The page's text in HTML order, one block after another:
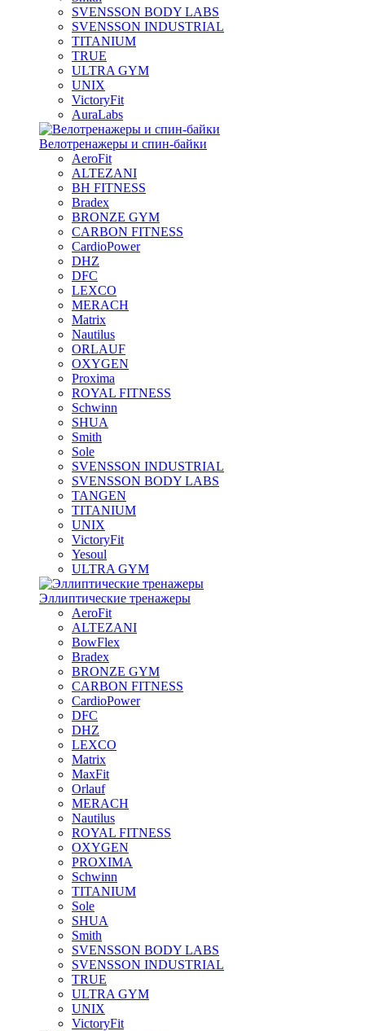
SVENSSON BODY LABS
SVENSSON INDUSTRIAL
TITANIUM
TRUE
ULTRA GYM
UNIX
VictoryFit
AuraLabs
Велотренажеры и спин-байки
AeroFit
ALTEZANI
BH FITNESS
Bradex
BRONZE GYM
CARBON FITNESS
CardioPower
DHZ
DFC
LEXCO
MERACH
Matrix
Nautilus
ORLAUF
OXYGEN
Proxima
ROYAL FITNESS
Schwinn
SHUA
Smith
Sole
SVENSSON INDUSTRIAL
SVENSSON BODY LABS
TANGEN
TITANIUM
UNIX
VictoryFit
Yesoul
ULTRA GYM
Эллиптические тренажеры
AeroFit
ALTEZANI
BowFlex
Bradex
BRONZE GYM
CARBON FITNESS
CardioPower
DFC
DHZ
LEXCO
Matrix
MaxFit
Orlauf
MERACH
Nautilus
ROYAL FITNESS
OXYGEN
PROXIMA
Schwinn
TITANIUM
Sole
SHUA
Smith
SVENSSON BODY LABS
SVENSSON INDUSTRIAL
TRUE
ULTRA GYM
UNIX
VictoryFit